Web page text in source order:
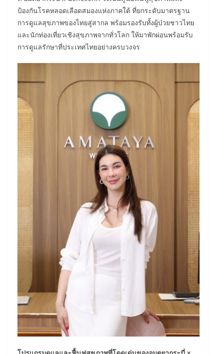
ป้องกันโรคหลอดเลือดสมองแห่งภาคใต้ ที่ยกระดับมาตรฐาน
การดูแลสุขภาพของไทยสู่สากล พร้อมรองรับทั้งผู้ป่วยชาวไทย
และนักท่องเที่ยวเชิงสุขภาพจากทั่วโลก ให้มาพักผ่อนพร้อมรับ
การดูแลรักษาที่ประเทศไทยอย่างครบวงจร